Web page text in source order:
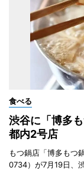
食べる
渋谷に「博多
都内2号店
もつ鍋店「博多もつ
0734）が7月19日、